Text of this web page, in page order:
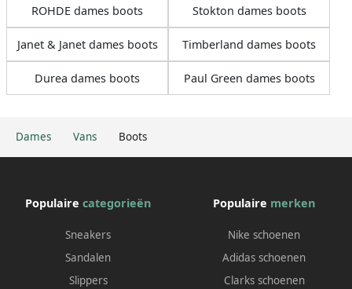
Dames Vans Boots
ROHDE dames boots Stokton dames boots
Janet & Janet dames boots Timberland dames boots
Durea dames boots Paul Green dames boots
Populaire categorieën
Sneakers
Sandalen
Slippers
Populaire merken
Nike schoenen
Adidas schoenen
Clarks schoenen